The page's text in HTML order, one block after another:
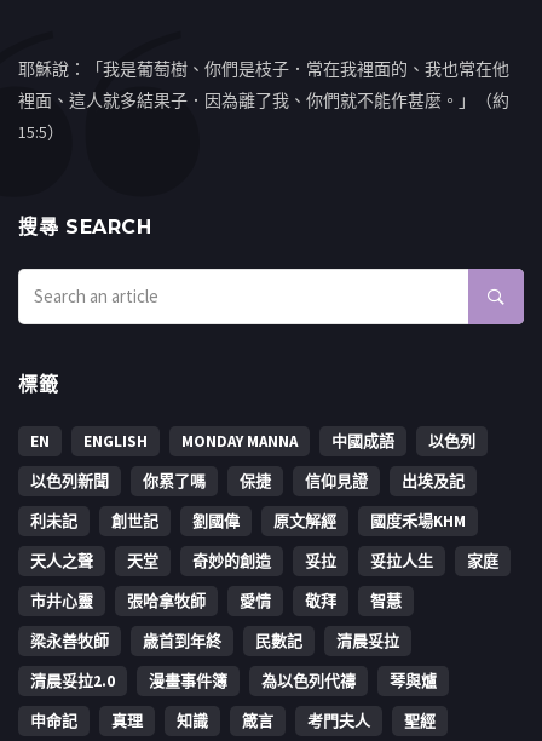
耶穌說：「我是葡萄樹、你們是枝子．常在我裡面的、我也常在他
裡面、這人就多結果子．因為離了我、你們就不能作甚麼。」（約
15:5）
搜㝷 SEARCH
標籤
EN ENGLISH MONDAY MANNA 中國成語
以色列
以色列新聞
你累了嗎 保捷 信仰見證
出埃及記
利未記
創世記 劉國偉 原文解經
國度禾場KHM
天人之聲
天堂 奇妙的創造 妥拉 妥拉人生
家庭
市井心靈
張哈拿牧師 愛情 敬拜
智慧
梁永善牧師
歳首到年終 民數記
清晨妥拉
清晨妥拉2.0
漫畫事件簿 為以色列代禱
琴與爐
申命記
真理 知識 箴言 考門夫人 聖經